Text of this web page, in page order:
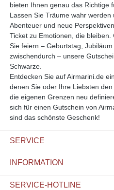
bieten Ihnen genau das Richtige
Lassen Sie Träume wahr werden
Abenteuer und neue
Ticket zu Emotionen, die
Sie feiern – Geburtstag,
zwischendurch – unsere
Schwarze.
Entdecken Sie auf Airmarini.de
denen Sie oder Ihre Liebsten
die eigenen Grenzen neu
sich für einen Gutschein von
sind das schönste Geschenk!
SERVICE
INFORMATION
SERVICE-HOTLINE